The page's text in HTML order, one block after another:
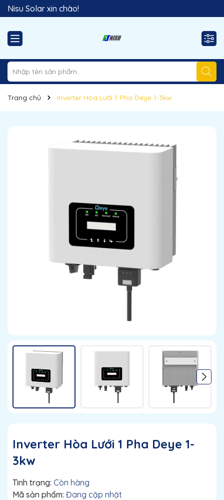
Nisu Solar xin chào!
Hãy sử dụng năng lượng sạch!
Trang chủ Inverter Hòa Lưới 1 Pha Deye 1-3kw
Inverter Hòa Lưới 1 Pha Deye 1-
3kw
Tình trạng: Còn hàng
Mã sản phẩm: Đang cập nhật